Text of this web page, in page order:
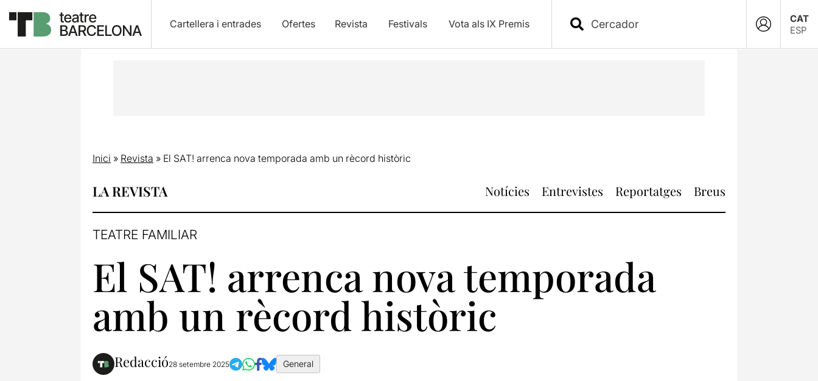
Cartellera i entrades Ofertes Revista Festivals Vota als IX Premis
CAT
ESP
Inici » Revista » El SAT! arrenca nova temporada amb un rècord històric
LA REVISTA Notícies Entrevistes Reportatges Breus
TEATRE FAMILIAR
El SAT! arrenca nova temporada
amb un rècord històric
Redacció28 setembre 2025 General